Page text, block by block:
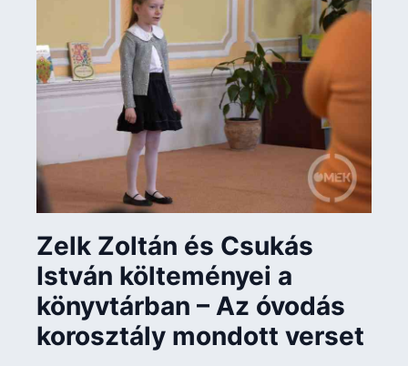
Zelk Zoltán és Csukás
István költeményei a
könyvtárban – Az óvodás
korosztály mondott verset